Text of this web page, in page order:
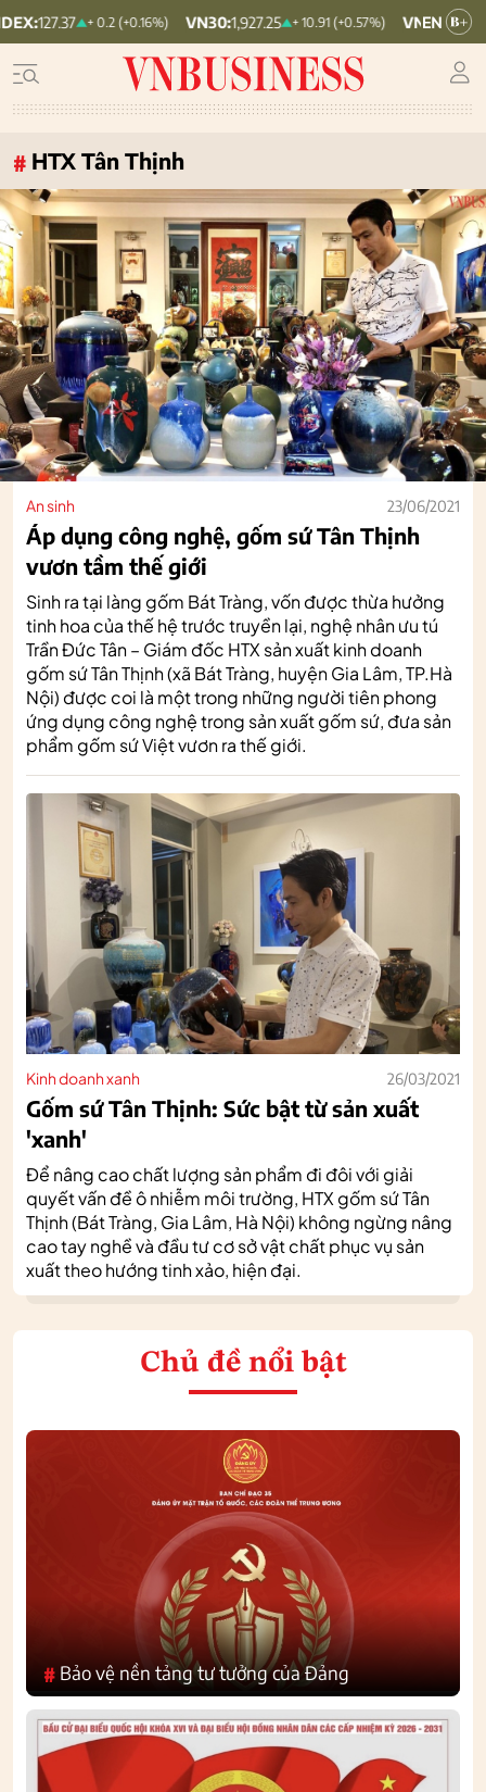
+ 0.2 (+0.16%) VN30:1,927.25 + 10.91 (+0.57%) VNINDEX: 1,780.07
# HTX Tân Thịnh
An sinh 23/06/2021
Áp dụng công nghệ, gốm sứ Tân Thịnh
vươn tầm thế giới
Sinh ra tại làng gốm Bát Tràng, vốn được thừa hưởng
tinh hoa của thế hệ trước truyền lại, nghệ nhân ưu tú
Trần Đức Tân – Giám đốc HTX sản xuất kinh doanh
gốm sứ Tân Thịnh (xã Bát Tràng, huyện Gia Lâm, TP.Hà
Nội) được coi là một trong những người tiên phong
ứng dụng công nghệ trong sản xuất gốm sứ, đưa sản
phẩm gốm sứ Việt vươn ra thế giới.
Kinh doanh xanh 26/03/2021
Gốm sứ Tân Thịnh: Sức bật từ sản xuất
'xanh'
Để nâng cao chất lượng sản phẩm đi đôi với giải
quyết vấn đề ô nhiễm môi trường, HTX gốm sứ Tân
Thịnh (Bát Tràng, Gia Lâm, Hà Nội) không ngừng nâng
cao tay nghề và đầu tư cơ sở vật chất phục vụ sản
xuất theo hướng tinh xảo, hiện đại.
Chủ đề nổi bật
# Bảo vệ nền tảng tư tưởng của Đảng